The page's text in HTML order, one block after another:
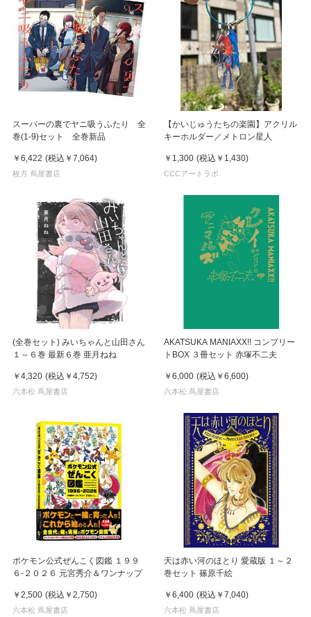
スーパーの裏でヤニ吸うふたり 全
巻(1-9)セット 全巻新品
￥6,422 (税込 ￥7,064)
枚方 蔦屋書店
【かいじゅうたちの楽園】アクリル
キーホルダー／メトロン星人
￥1,300 (税込 ￥1,430)
CCCアートラボ
(全巻セット) みいちゃんと山田さん
１～６巻 最新６巻 亜月ねね
￥4,320 (税込 ￥4,752)
六本松 蔦屋書店
AKATSUKA MANIAXX!! コンプリー
トBOX ３冊セット 赤塚不二夫
￥6,000 (税込 ￥6,600)
六本松 蔦屋書店
ポケモン公式ぜんこく図鑑 １９９
６-２０２６ 元宮秀介＆ワンナップ
￥2,500 (税込 ￥2,750)
六本松 蔦屋書店
天は赤い河のほとり 愛蔵版 １～２
巻セット 篠原千絵
￥6,400 (税込 ￥7,040)
六本松 蔦屋書店